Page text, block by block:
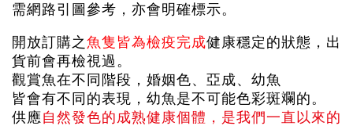
需網路引圖參考，亦會明確標示。
開放訂購之 魚隻皆為檢疫完成健康穩定的狀態，出
貨前會再檢視過。
觀賞魚在不同階段，婚姻色、亞成、幼魚
皆會有不同的表現，幼魚是不可能色彩斑斕的。
供應自然發色的成熟健康個體，是我們一直以來的